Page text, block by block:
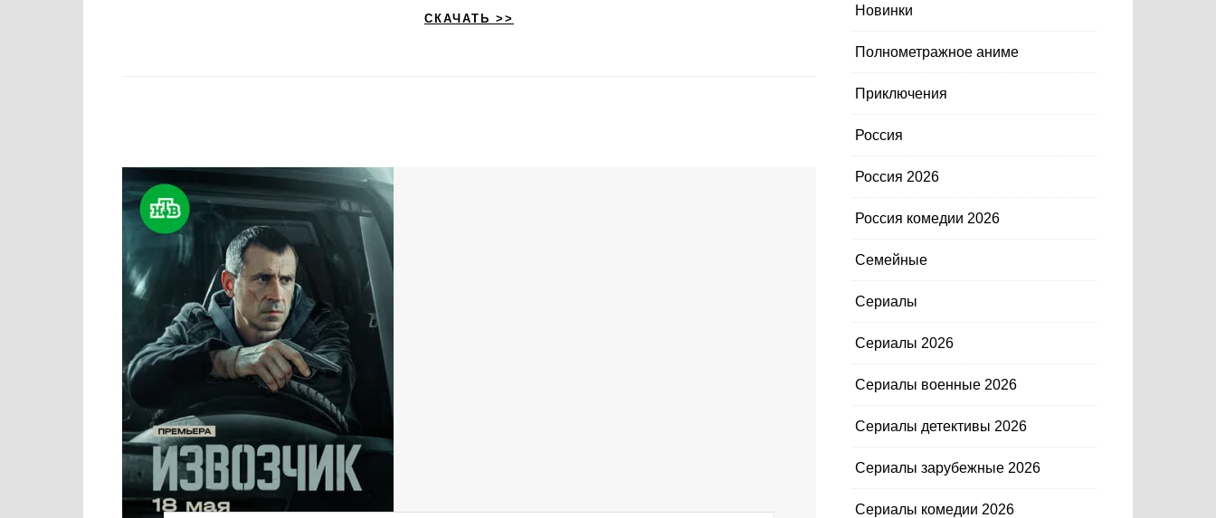
СКАЧАТЬ >>
Новинки
Полнометражное аниме
Приключения
Россия
Россия 2026
Россия комедии 2026
Семейные
Сериалы
Сериалы 2026
Сериалы военные 2026
Сериалы детективы 2026
Сериалы зарубежные 2026
Сериалы комедии 2026